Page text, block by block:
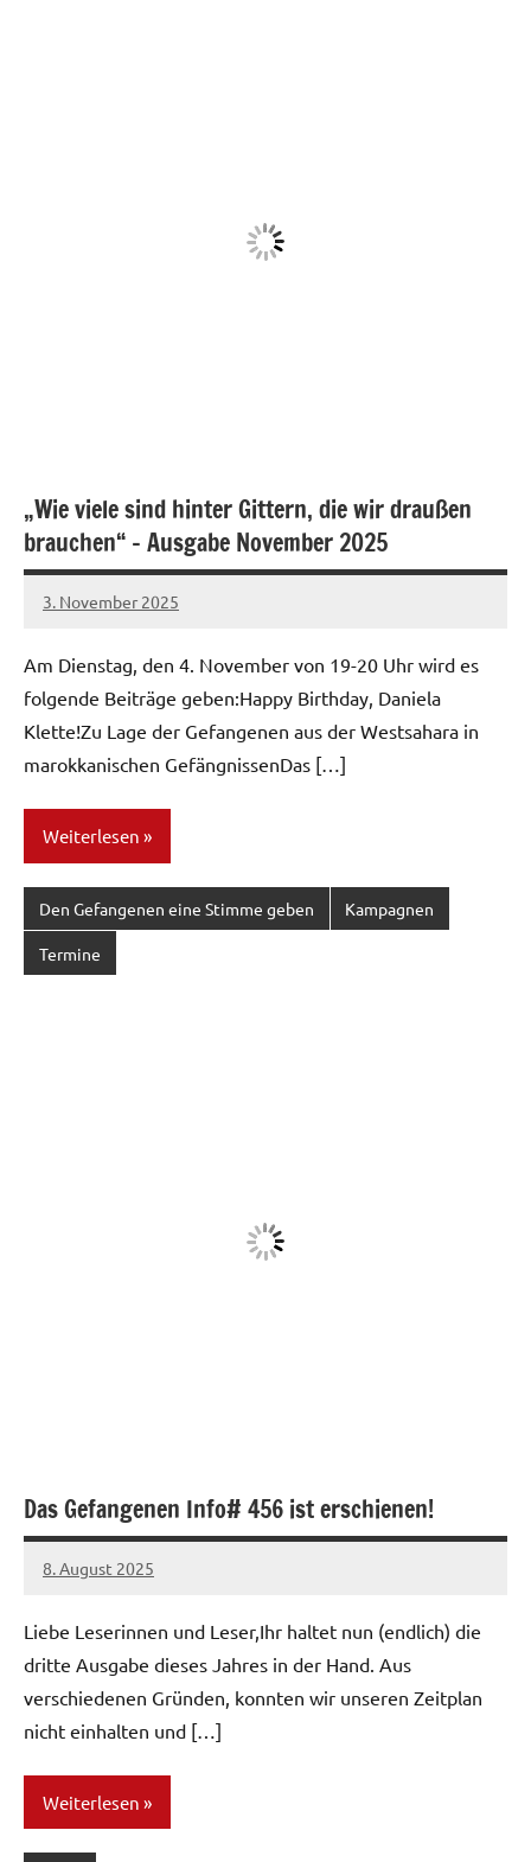
„Wie viele sind hinter Gittern, die wir draußen
brauchen“ – Ausgabe November 2025
3. November 2025
network
Am Dienstag, den 4. November von 19-20 Uhr wird es
folgende Beiträge geben:Happy Birthday, Daniela
Klette!Zu Lage der Gefangenen aus der Westsahara in
marokkanischen GefängnissenDas […]
Weiterlesen
Den Gefangenen eine Stimme geben Kampagnen
Termine
Das Gefangenen Info# 456 ist erschienen!
8. August 2025
network
Liebe Leserinnen und Leser,Ihr haltet nun (endlich) die
dritte Ausgabe dieses Jahres in der Hand. Aus
verschiedenen Gründen, konnten wir unseren Zeitplan
nicht einhalten und […]
Weiterlesen